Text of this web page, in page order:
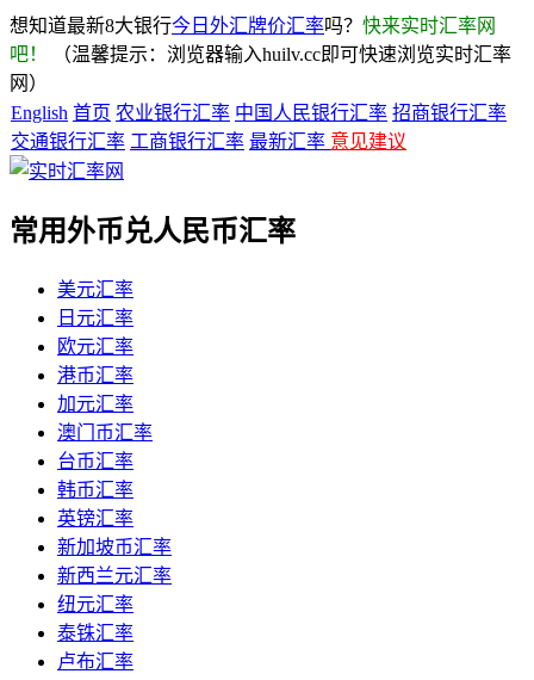
想知道最新8大银行今日外汇牌价汇率吗？ 快来实时汇率网
吧！
（温馨提示：浏览器输入huilv.cc即可快速浏览实时汇率
网）
English 首页 农业银行汇率 中国人民银行汇率 招商银行汇率
交通银行汇率 工商银行汇率 最新汇率 意见建议
常用外币兑人民币汇率
美元汇率
日元汇率
欧元汇率
港币汇率
加元汇率
澳门币汇率
台币汇率
韩币汇率
英镑汇率
新加坡币汇率
新西兰元汇率
纽元汇率
泰铢汇率
卢布汇率